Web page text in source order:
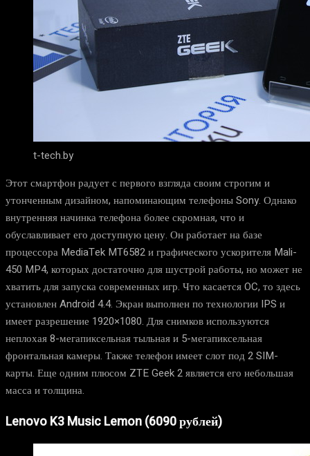
t-tech.by
Этот смартфон радует с первого взгляда своим строгим и
утонченным дизайном, напоминающим телефоны Sony. Однако
внутренняя начинка телефона более скромная, что и
обуславливает его доступную цену. Он работает на базе
процессора MediaTek MT6582 и графического ускорителя Mali-
450 MP4, которых достаточно для шустрой работы, но может не
хватить для запуска современных игр. Что касается OC, то здесь
установлен Android 4.4. Экран выполнен по технологии IPS и
имеет разрешение 1920×1080. Для снимков используются
неплохая 8-мегапиксельная тыльная и 5-мегапиксельная
фронтальная камеры. Также телефон имеет слот под 2 SIM-
карты. Еще одним плюсом ZTE Geek 2 является его небольшая
масса и толщина.
Lenovo K3 Music Lemon (6090 рублей)